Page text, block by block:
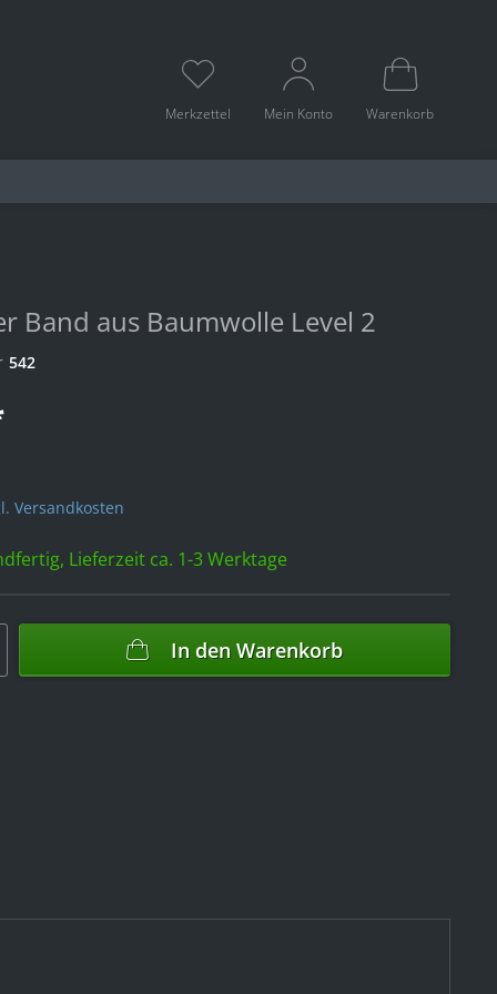
Merkzettel Mein Konto Warenkorb
Band aus Baumwolle Level 2
542
Versandkosten
Lieferzeit ca. 1-3 Werktage
In den Warenkorb